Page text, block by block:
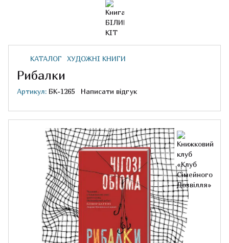
КАТАЛОГ ХУДОЖНІ КНИГИ
Рибалки
Артикул: БК-1265 Написати відгук